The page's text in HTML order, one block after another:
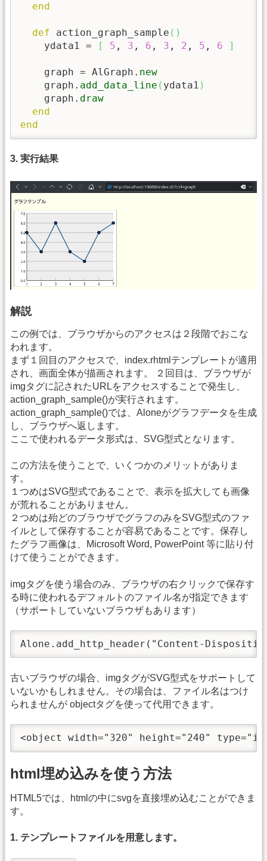
end
def action_graph_sample ( )
    ydata1 =
[ 5 , 3 , 6 , 3 , 2 , 5 , 6 ]
    graph = AlGraph.
new
    graph.
add_data_line ( ydata1 )
    graph.
draw
end
end
3. 実行結果
解説
この例では、ブラウザからのアクセスは２段階でおこな
われます。
まず１回目のアクセスで、index.rhtmlテンプレートが適用
され、画面全体が描画されます。 ２回目は、ブラウザが
imgタグに記されたURLをアクセスすることで発生し、
action_graph_sample()が実行されます。
action_graph_sample()では、Aloneがグラフデータを生成
し、ブラウザへ返します。
ここで使われるデータ形式は、SVG型式となります。
この方法を使うことで、いくつかのメリットがありま
す。
１つめはSVG型式であることで、表示を拡大しても画像
が荒れることがありません。
２つめは殆どのブラウザでグラフのみをSVG型式のファ
イルとして保存することが容易であることです。保存し
たグラフ画像は、Microsoft Word, PowerPoint 等に貼り付
けて使うことができます。
imgタグを使う場合のみ、ブラウザの右クリックで保存す
る時に使われるデフォルトのファイル名が指定できます
（サポートしていないブラウザもあります）
Alone.add_http_header("Content-
古いブラウザの場合、imgタグがSVG型式をサポートして
いないかもしれません。その場合は、ファイル名はつけ
られませんが objectタグを使って代用できます。
<object width="320" height="240"
html埋め込みを使う方法
HTML5では、htmlの中にsvgを直接埋め込むことができま
す。
1. テンプレートファイルを用意します。